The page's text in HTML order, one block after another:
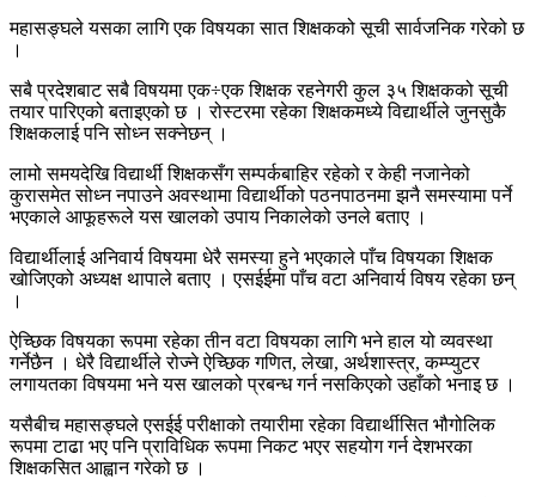
महासङ्घले यसका लागि एक विषयका सात शिक्षकको सूची सार्वजनिक गरेको छ
।
सबै प्रदेशबाट सबै विषयमा एक÷एक शिक्षक रहनेगरी कुल ३५ शिक्षकको सूची
तयार पारिएको बताइएको छ । रोस्टरमा रहेका शिक्षकमध्ये विद्यार्थीले जुनसुकै
शिक्षकलाई पनि सोध्न सक्नेछन् ।
लामो समयदेखि विद्यार्थी शिक्षकसँग सम्पर्कबाहिर रहेको र केही नजानेको
कुरासमेत सोध्न नपाउने अवस्थामा विद्यार्थीको पठनपाठनमा झनै समस्यामा पर्ने
भएकाले आफूहरूले यस खालको उपाय निकालेको उनले बताए ।
विद्यार्थीलाई अनिवार्य विषयमा धेरै समस्या हुने भएकाले पाँच विषयका शिक्षक
खोजिएको अध्यक्ष थापाले बताए । एसईईमा पाँच वटा अनिवार्य विषय रहेका छन्
।
ऐच्छिक विषयका रूपमा रहेका तीन वटा विषयका लागि भने हाल यो व्यवस्था
गर्नेछैन । धेरै विद्यार्थीले रोज्ने ऐच्छिक गणित, लेखा, अर्थशास्त्र, कम्प्युटर
लगायतका विषयमा भने यस खालको प्रबन्ध गर्न नसकिएको उहाँको भनाइ छ ।
यसैबीच महासङ्घले एसईई परीक्षाको तयारीमा रहेका विद्यार्थीसित भौगोलिक
रूपमा टाढा भए पनि प्राविधिक रूपमा निकट भएर सहयोग गर्न देशभरका
शिक्षकसित आह्वान गरेको छ ।